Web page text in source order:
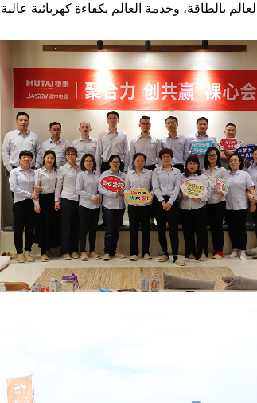
بالطاقة، وخدمة العالم بكفاءة كهربائية